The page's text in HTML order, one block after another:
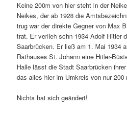
Keine 200m von hier ste­ht in der
Neikes, der ab 1928 die
trug war der direk­te Geg­n­er von Max
trat. Er ver­lieh schn 1934 Adolf Hitler
Saar­brück­en. Er ließ am 1. Mai 1934
Rathaus­es St. Johann eine Hitler-
Halle lässt die Stadt Saar­brück­en
das alles hier im Umkreis von nur 200
Nichts hat sich geändert!